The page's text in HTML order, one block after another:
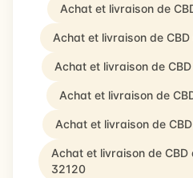
Achat et livraison de
Achat et livraison de
Achat et livraison de
Achat et livraison de
Achat et livraison de
Achat et livraison de
32120